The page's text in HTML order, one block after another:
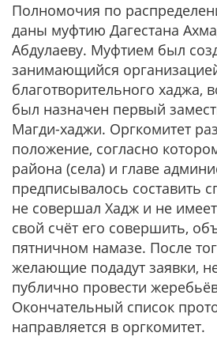
Полномочия по
даны муфтию Дагестана
Абдулаеву. Муфтием был
занимающийся
благотворительного хаджа,
был назначен первый
Магди-хаджи. Оргкомитет
положение, согласно
района (села) и главе
предписывалось составить
не совершал Хадж и не
свой счёт его совершить,
пятничном намазе. После
желающие подадут заявки,
публично провести
Окончательный список
направляется в оргкомитет.